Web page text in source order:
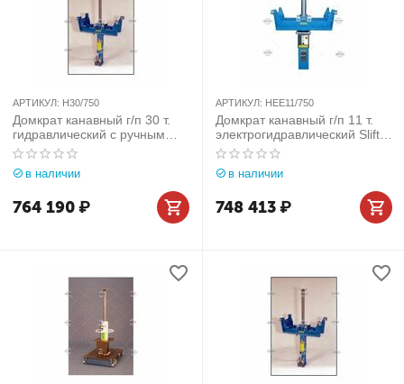
АРТИКУЛ: H30/750
Домкрат канавный г/п 30 т.
гидравлический c ручным
приводом Slift (Германия)
арт. H30/750
в наличии
764 190₽
АРТИКУЛ: HEE11/750
Домкрат канавный г/п 11 т.
электрогидравлический Slift
(Германия) арт. HEE11/750
в наличии
748 413₽